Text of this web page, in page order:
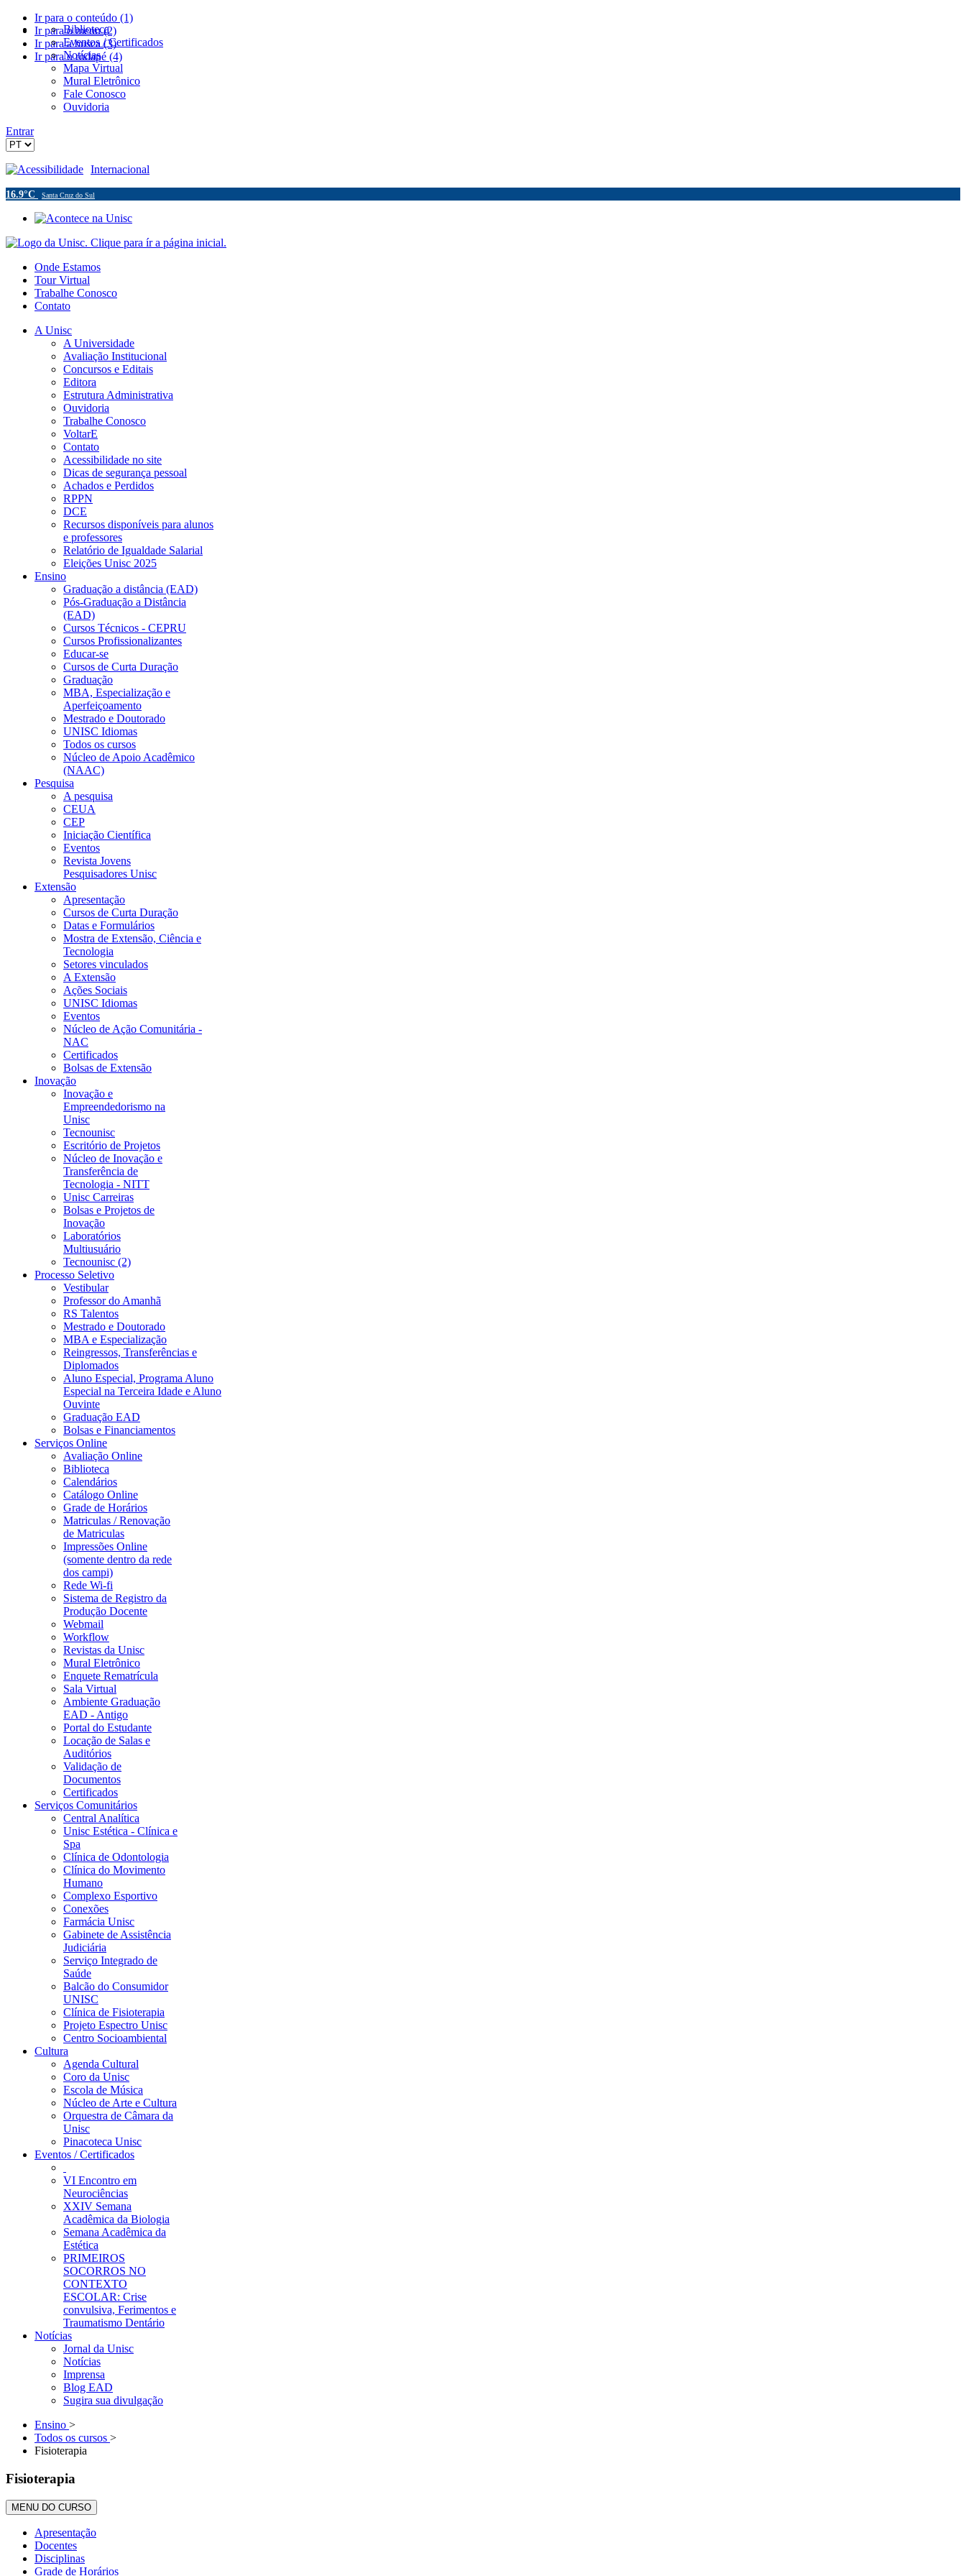
Ir para o conteúdo (1)
Ir para o menu (2)
Ir para a busca (3)
Ir para o rodapé (4)
Biblioteca
Eventos / Certificados
Notícias
Mapa Virtual
Mural Eletrônico
Fale Conosco
Ouvidoria
Entrar
Acessibilidade Internacional
16.9°C Santa Cruz do Sul
Onde Estamos
Tour Virtual
Trabalhe Conosco
Contato
A Unisc
A Universidade
Avaliação Institucional
Concursos e Editais
Editora
Estrutura Administrativa
Ouvidoria
Trabalhe Conosco
VoltarE
Contato
Acessibilidade no site
Dicas de segurança pessoal
Achados e Perdidos
RPPN
DCE
Recursos disponíveis para alunos
e professores
Relatório de Igualdade Salarial
Eleições Unisc 2025
Ensino
Graduação a distância (EAD)
Pós-Graduação a Distância
(EAD)
Cursos Técnicos - CEPRU
Cursos Profissionalizantes
Educar-se
Cursos de Curta Duração
Graduação
MBA, Especialização e
Aperfeiçoamento
Mestrado e Doutorado
UNISC Idiomas
Todos os cursos
Núcleo de Apoio Acadêmico
(NAAC)
Pesquisa
A pesquisa
CEUA
CEP
Iniciação Científica
Eventos
Revista Jovens
Pesquisadores Unisc
Extensão
Apresentação
Cursos de Curta Duração
Datas e Formulários
Mostra de Extensão, Ciência e
Tecnologia
Setores vinculados
A Extensão
Ações Sociais
UNISC Idiomas
Eventos
Núcleo de Ação Comunitária -
NAC
Certificados
Bolsas de Extensão
Inovação
Inovação e
Empreendedorismo na
Unisc
Tecnounisc
Escritório de Projetos
Núcleo de Inovação e
Transferência de
Tecnologia - NITT
Unisc Carreiras
Bolsas e Projetos de
Inovação
Laboratórios
Multiusuário
Tecnounisc (2)
Processo Seletivo
Vestibular
Professor do Amanhã
RS Talentos
Mestrado e Doutorado
MBA e Especialização
Reingressos, Transferências e
Diplomados
Aluno Especial, Programa Aluno
Especial na Terceira Idade e Aluno
Ouvinte
Graduação EAD
Bolsas e Financiamentos
Serviços Online
Avaliação Online
Biblioteca
Calendários
Catálogo Online
Grade de Horários
Matriculas / Renovação
de Matriculas
Impressões Online
(somente dentro da rede
dos campi)
Rede Wi-fi
Sistema de Registro da
Produção Docente
Webmail
Workflow
Revistas da Unisc
Mural Eletrônico
Enquete Rematrícula
Sala Virtual
Ambiente Graduação
EAD - Antigo
Portal do Estudante
Locação de Salas e
Auditórios
Validação de
Documentos
Certificados
Serviços Comunitários
Central Analítica
Unisc Estética - Clínica e
Spa
Clínica de Odontologia
Clínica do Movimento
Humano
Complexo Esportivo
Conexões
Farmácia Unisc
Gabinete de Assistência
Judiciária
Serviço Integrado de
Saúde
Balcão do Consumidor
UNISC
Clínica de Fisioterapia
Projeto Espectro Unisc
Centro Socioambiental
Cultura
Agenda Cultural
Coro da Unisc
Escola de Música
Núcleo de Arte e Cultura
Orquestra de Câmara da
Unisc
Pinacoteca Unisc
Eventos / Certificados
VI Encontro em
Neurociências
XXIV Semana
Acadêmica da Biologia
Semana Acadêmica da
Estética
PRIMEIROS
SOCORROS NO
CONTEXTO
ESCOLAR: Crise
convulsiva, Ferimentos e
Traumatismo Dentário
Notícias
Jornal da Unisc
Notícias
Imprensa
Blog EAD
Sugira sua divulgação
Ensino >
Todos os cursos >
Fisioterapia
Fisioterapia
MENU DO CURSO
Apresentação
Docentes
Disciplinas
Grade de Horários